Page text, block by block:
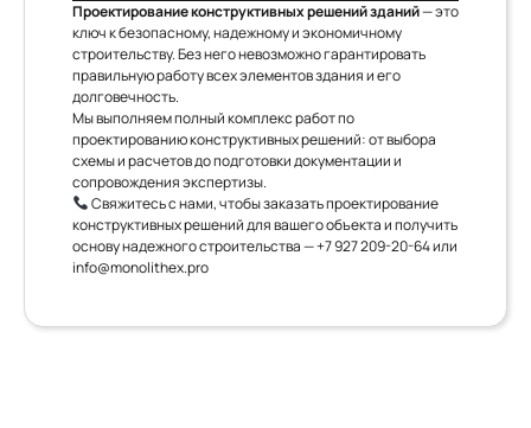
Проектирование конструктивных решений зданий— это
ключ к безопасному, надежному и экономичному
строительству. Без него невозможно гарантировать
правильную работу всех элементов здания и его
долговечность.
Мы выполняем полный комплекс работ по
проектированию конструктивных решений: от выбора
схемы и расчетов до подготовки документации и
сопровождения экспертизы.
Свяжитесь с нами, чтобы заказать проектирование
конструктивных решений для вашего объекта и получить
основу надежного строительства —+7 927 209-20-64или
info@monolithex.pro